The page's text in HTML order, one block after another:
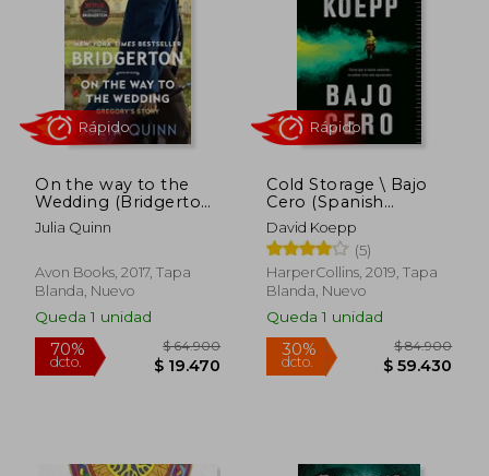
On the way to the
Wedding (Bridgertons
Book 8) (en Inglés)
Julia Quinn
Avon Books, 2017, Tapa
Blanda, Nuevo
Queda 1 unidad
70% $ 64.900
Rápido
Cold Storage \ Bajo
Cero (Spanish
Edition)
David Koepp
(5)
HarperCollins, 2019, Tapa
Blanda, Nuevo
Queda 1 unidad
30%